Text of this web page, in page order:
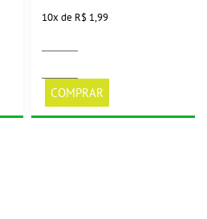
10x de R$ 1,99
COMPRAR